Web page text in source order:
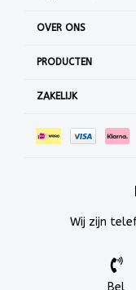
OVER ONS
PRODUCTEN
ZAKELIJK
Wij zijn
Bel